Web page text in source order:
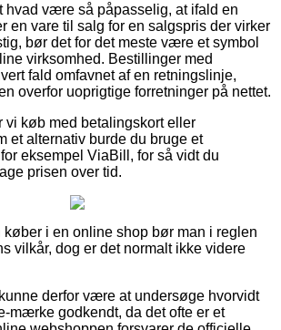
hvad være så påpasselig, at ifald en
en vare til salg for en salgspris der virker
bør det for det meste være et symbol
virksomhed. Bestillinger med
fald omfavnet af en retningslinje,
overfor uoprigtige forretninger på nettet.
vi køb med betalingskort eller
et alternativ burde du bruge et
eksempel ViaBill, for så vidt du
prisen over tid.
køber i en online shop bør man i reglen
vilkår, dog er det normalt ikke videre
derfor være at undersøge hvorvidt
mærke godkendt, da det ofte er et